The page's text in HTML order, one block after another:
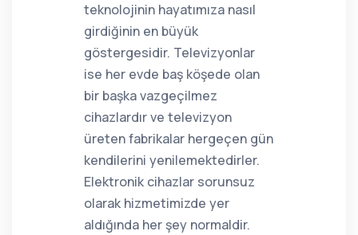
teknolojinin hayatımıza nasıl
girdiğinin en büyük
göstergesidir. Televizyonlar
ise her evde baş köşede olan
bir başka vazgeçilmez
cihazlardır ve televizyon
üreten fabrikalar hergeçen gün
kendilerini yenilemektedirler.
Elektronik cihazlar sorunsuz
olarak hizmetimizde yer
aldığında her şey normaldir.